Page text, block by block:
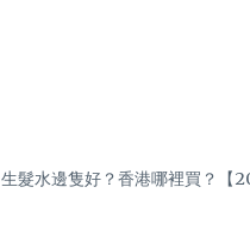
生髮水邊隻好？香港哪裡買？【